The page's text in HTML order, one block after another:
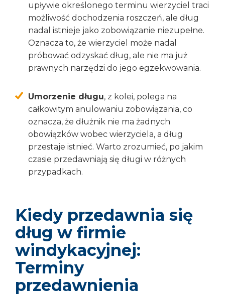
upływie określonego terminu wierzyciel traci
możliwość dochodzenia roszczeń, ale dług
nadal istnieje jako zobowiązanie niezupełne.
Oznacza to, że wierzyciel może nadal
próbować odzyskać dług, ale nie ma już
prawnych narzędzi do jego egzekwowania.
Umorzenie długu, z kolei, polega na
całkowitym anulowaniu zobowiązania, co
oznacza, że dłużnik nie ma żadnych
obowiązków wobec wierzyciela, a dług
przestaje istnieć. Warto zrozumieć, po jakim
czasie przedawniają się długi w różnych
przypadkach.
Kiedy przedawnia się
dług w firmie
windykacyjnej:
Terminy
przedawnienia